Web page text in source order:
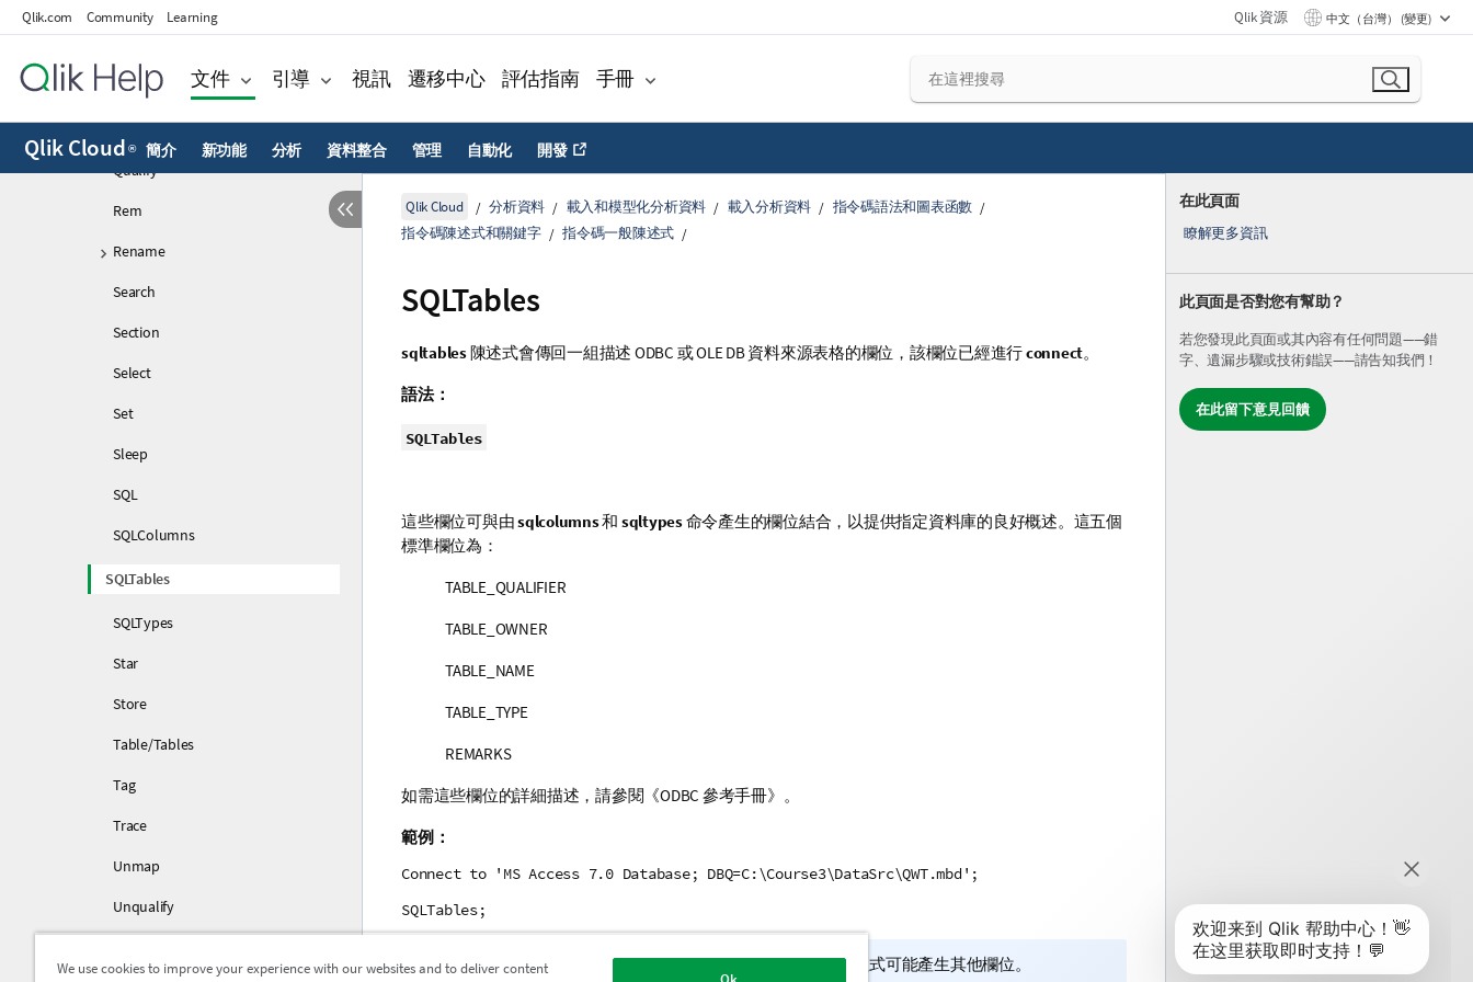
Qlik.com Community Learning Qlik 資源 中文（台灣） (變更)
文件 引導 視訊 遷移中心 評估指南 手冊
Qlik Cloud ® 簡介 新功能 分析 資料整合 管理 自動化 開發
Loosen Table
NullAsNull
NullAsValue
Qualify
Rem
Rename
Search
Section
Select
Set
Sleep
SQL
SQLColumns
SQLTables
SQLTypes
Star
Store
Table/Tables
Tag
Trace
Unmap
Unqualify
在此頁面
瞭解更多資訊
此頁面是否對您有幫助？
若您發現此頁面或其內容有任何問題——錯
字、遺漏步驟或技術錯誤——請告知我們！
在此留下意見回饋
Qlik Cloud 分析資料 載入和模型化分析資料 載入分析資料
指令碼語法和圖表函數
指令碼陳述式和關鍵字
指令碼一般陳述式
SQLTables
sqltables陳述式會傳回一組描述 ODBC 或OLE DB資料來源表格的欄位，該欄位已經進行connect。
語法：
SQLTables
這些欄位可與由sqlcolumns和 sqltypes命令產生的欄位結合，以提供指定資料庫的良好概述。這五個
標準欄位為：
TABLE_QUALIFIER
TABLE_OWNER
TABLE_NAME
TABLE_TYPE
REMARKS
如需這些欄位的詳細描述，請參閱《ODBC 參考手冊》。
範例：
Connect to 'MS Access 7.0 Database; DBQ=C:\Course3\DataSrc\QWT.mbd';
SQLTables;
資
部分ODBC驅動程式可能不支援此指令。部分ODBC驅動程式可能產生其他欄位。
We use cookies to improve your experience with our websites and to deliver content